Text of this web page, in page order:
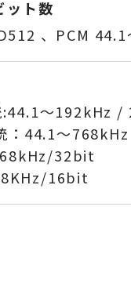
ット数
、PCM
:44.1～192kHz
：44.1～
32bit
16bit